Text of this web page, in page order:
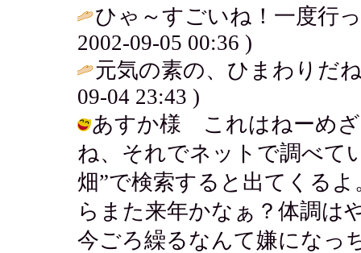
ひゃ～すごいね！一度行
2002-09-05 00:36 )
元気の素の、ひまわりだ
09-04 23:43 )
あすか様 これはねーめ
ね、それでネットで調べ
畑”で検索すると出てくる
らまた来年かなぁ？体調は
今ごろ繰るなんて嫌になっ